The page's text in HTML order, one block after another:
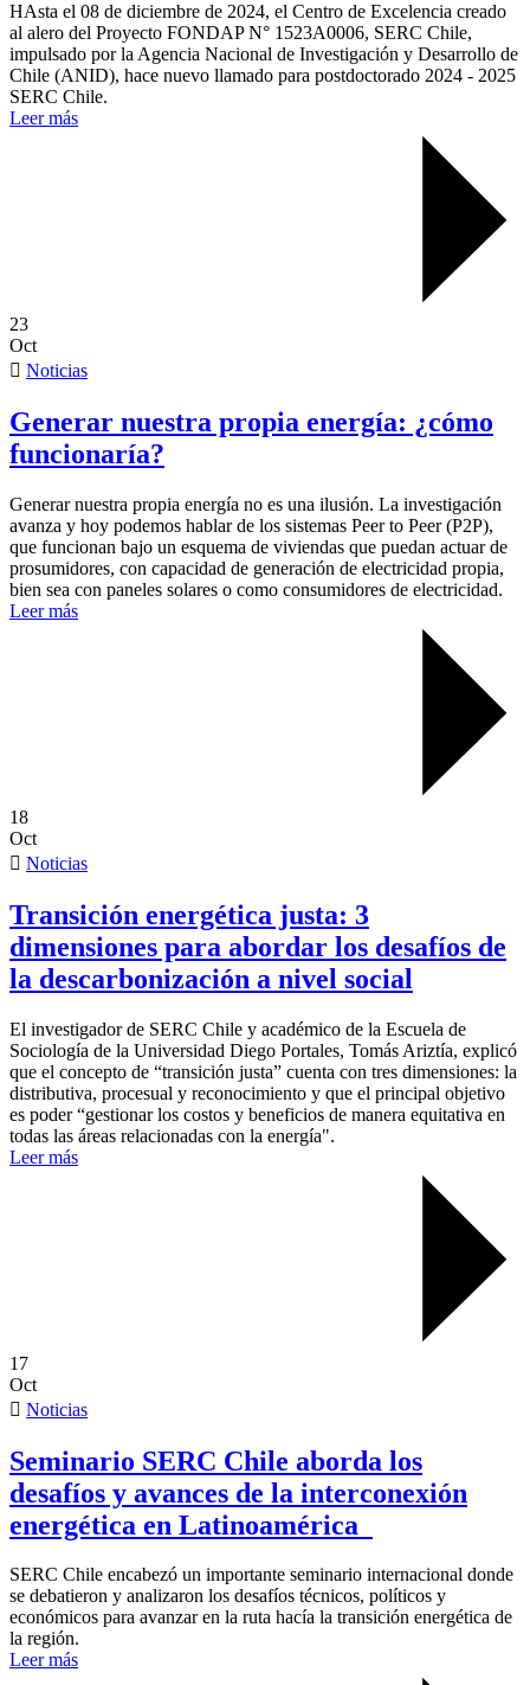
HAsta el 08 de diciembre de 2024, el Centro de Excelencia creado
al alero del Proyecto FONDAP N° 1523A0006, SERC Chile,
impulsado por la Agencia Nacional de Investigación y Desarrollo de
Chile (ANID), hace nuevo llamado para postdoctorado 2024 - 2025
SERC Chile.
Leer más
23
Oct
Noticias
Generar nuestra propia energía: ¿cómo
funcionaría?
Generar nuestra propia energía no es una ilusión. La investigación
avanza y hoy podemos hablar de los sistemas Peer to Peer (P2P),
que funcionan bajo un esquema de viviendas que puedan actuar de
prosumidores, con capacidad de generación de electricidad propia,
bien sea con paneles solares o como consumidores de electricidad.
Leer más
18
Oct
Noticias
Transición energética justa: 3
dimensiones para abordar los desafíos de
la descarbonización a nivel social
El investigador de SERC Chile y académico de la Escuela de
Sociología de la Universidad Diego Portales, Tomás Ariztía, explicó
que el concepto de “transición justa” cuenta con tres dimensiones: la
distributiva, procesual y reconocimiento y que el principal objetivo
es poder “gestionar los costos y beneficios de manera equitativa en
todas las áreas relacionadas con la energía".
Leer más
17
Oct
Noticias
Seminario SERC Chile aborda los
desafíos y avances de la interconexión
energética en Latinoamérica
SERC Chile encabezó un importante seminario internacional donde
se debatieron y analizaron los desafíos técnicos, políticos y
económicos para avanzar en la ruta hacía la transición energética de
la región.
Leer más